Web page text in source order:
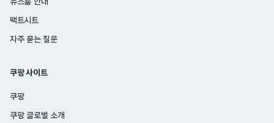
뉴스룸 안내
팩트시트
자주 묻는 질문
쿠팡 사이트
쿠팡
쿠팡 글로벌 소개